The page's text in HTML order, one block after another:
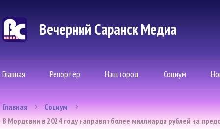
Вечерний Саранск Mедиа
Главная Репортер Наш город Социум
Главная
Социум
В Мордовии в 2024 году направят более миллиарда рублей на